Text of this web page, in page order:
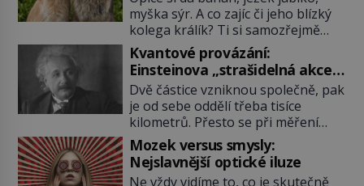
myška sýr. A co zajíc či jeho blízký
kolega králík? Ti si samozřejmě
pochutnají na mrkvi! Proč jsou
podobné představy o potravě
zvířat často spíš mýty? Pokud máte
doma králíka, mrkev mu dát
můžete. A nejspíš mu i bude
chutnat, ovšem měl by ji mít jen
jako občasný pamlsek. […]
Kvantové provázání:
Einsteinova „strašidelná akce
na dálku“ dál mate i fascinuje
vědce
Dvě částice vzniknou společně, pak
je od sebe oddělí třeba tisíce
kilometrů. Přesto se při měření
chovají, jako by mezi nimi
existovalo neviditelné pouto. Albert
Einstein tomu s jistou dávkou
Mozek versus smysly:
Nejslavnější optické iluze
Ne vždy vidíme to, co je skutečně